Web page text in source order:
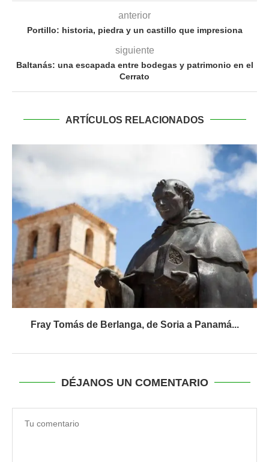
anterior
Portillo: historia, piedra y un castillo que impresiona
siguiente
Baltanás: una escapada entre bodegas y patrimonio en el
Cerrato
ARTÍCULOS RELACIONADOS
Fray Tomás de Berlanga, de Soria a Panamá...
DÉJANOS UN COMENTARIO